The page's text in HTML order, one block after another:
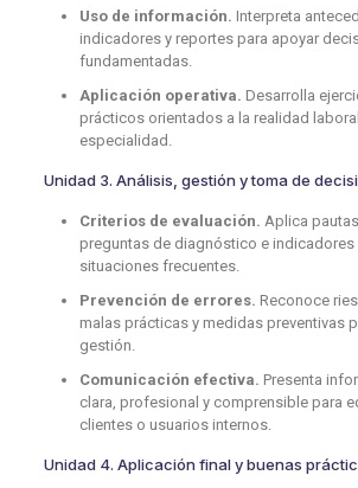
Uso de información. Interpreta
indicadores y reportes para apoyar
fundamentadas.
Aplicación operativa. Desarrolla
prácticos orientados a la realidad
especialidad.
Unidad 3. Análisis, gestión y toma de
Criterios de evaluación. Aplica
preguntas de diagnóstico e indicadores
situaciones frecuentes.
Prevención de errores. Reconoce
malas prácticas y medidas preventivas
gestión.
Comunicación efectiva. Presenta
clara, profesional y comprensible para
clientes o usuarios internos.
Unidad 4. Aplicación final y buenas